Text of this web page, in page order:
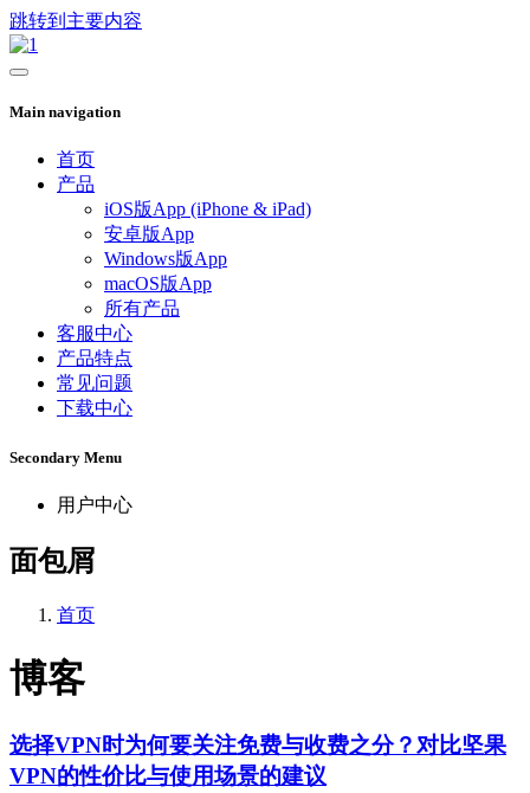
跳转到主要内容
Main navigation
首页
产品
iOS版App (iPhone & iPad)
安卓版App
Windows版App
macOS版App
所有产品
客服中心
产品特点
常见问题
下载中心
Secondary Menu
用户中心
面包屑
首页
博客
选择VPN时为何要关注免费与收费之分？对比坚果
VPN的性价比与使用场景的建议